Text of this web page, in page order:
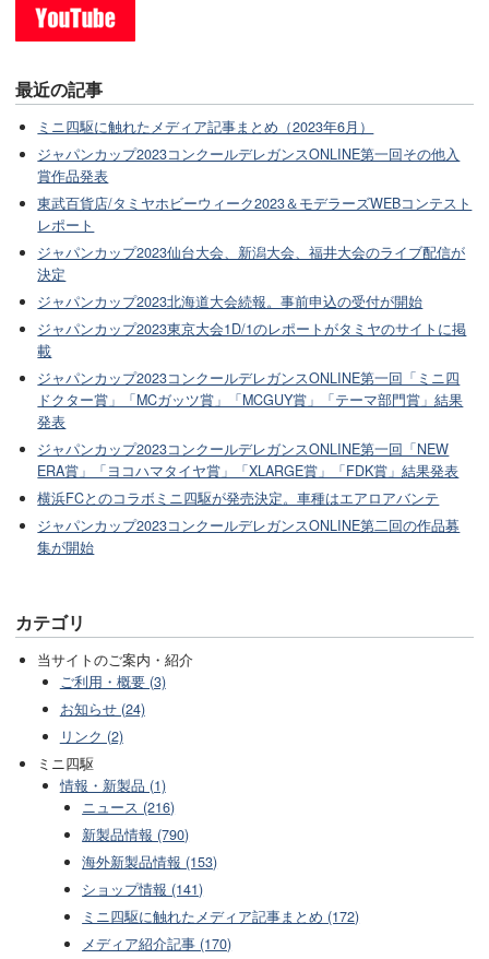
最近の記事
ミニ四駆に触れたメディア記事まとめ（2023年6月）
ジャパンカップ2023コンクールデレガンスONLINE第一回その他入
賞作品発表
東武百貨店/タミヤホビーウィーク2023＆モデラーズWEBコンテスト
レポート
ジャパンカップ2023仙台大会、新潟大会、福井大会のライブ配信が
決定
ジャパンカップ2023北海道大会続報。事前申込の受付が開始
ジャパンカップ2023東京大会1D/1のレポートがタミヤのサイトに掲
載
ジャパンカップ2023コンクールデレガンスONLINE第一回「ミニ四
ドクター賞」「MCガッツ賞」「MCGUY賞」「テーマ部門賞」結果
発表
ジャパンカップ2023コンクールデレガンスONLINE第一回「NEW
ERA賞」「ヨコハマタイヤ賞」「XLARGE賞」「FDK賞」結果発表
横浜FCとのコラボミニ四駆が発売決定。車種はエアロアバンテ
ジャパンカップ2023コンクールデレガンスONLINE第二回の作品募
集が開始
カテゴリ
当サイトのご案内・紹介
ご利用・概要 (3)
お知らせ (24)
リンク (2)
ミニ四駆
情報・新製品 (1)
ニュース (216)
新製品情報 (790)
海外新製品情報 (153)
ショップ情報 (141)
ミニ四駆に触れたメディア記事まとめ (172)
メディア紹介記事 (170)